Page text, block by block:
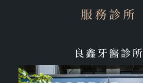
服務診所
良鑫牙醫診所